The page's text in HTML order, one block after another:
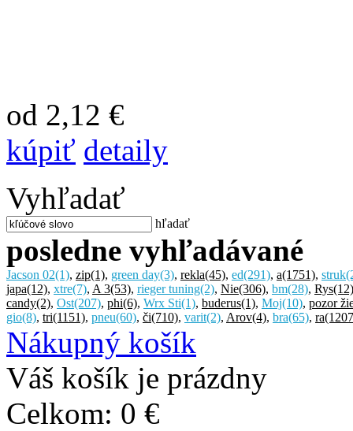
od 2,12 €
kúpiť detaily
Vyhľadať
hľadať
posledne vyhľadávané
Jacson 02(1), zip(1), green day(3), rekla(45), ed(291), a(1751), struk
japa(12), xtre(7), A 3(53), rieger tuning(2), Nie(306), bm(28), Rys(12)
candy(2), Ost(207), phi(6), Wrx Sti(1), buderus(1), Moj(10), pozor
gio(8), tri(1151), pneu(60), či(710), varit(2), Arov(4), bra(65), ra
Nákupný košík
Váš košík je prázdny
Celkom: 0 €